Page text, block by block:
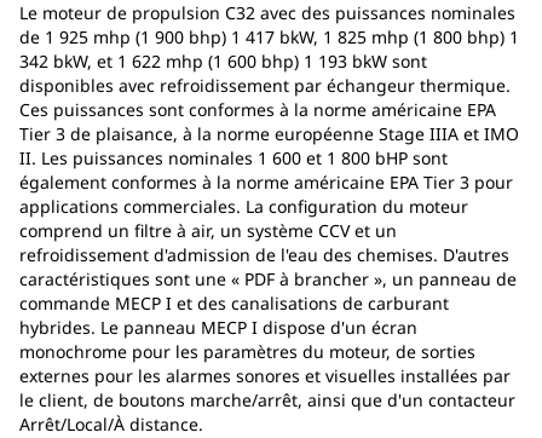
Le moteur de propulsion C32 avec des puissances nominales
de 1 925 mhp (1 900 bhp) 1 417 bkW, 1 825 mhp (1 800 bhp) 1
342 bkW, et 1 622 mhp (1 600 bhp) 1 193 bkW sont
disponibles avec refroidissement par échangeur thermique.
Ces puissances sont conformes à la norme américaine EPA
Tier 3 de plaisance, à la norme européenne Stage IIIA et IMO
II. Les puissances nominales 1 600 et 1 800 bHP sont
également conformes à la norme américaine EPA Tier 3 pour
applications commerciales. La configuration du moteur
comprend un filtre à air, un système CCV et un
refroidissement d'admission de l'eau des chemises. D'autres
caractéristiques sont une « PDF à brancher », un panneau de
commande MECP I et des canalisations de carburant
hybrides. Le panneau MECP I dispose d'un écran
monochrome pour les paramètres du moteur, de sorties
externes pour les alarmes sonores et visuelles installées par
le client, de boutons marche/arrêt, ainsi que d'un contacteur
Arrêt/Local/À distance.